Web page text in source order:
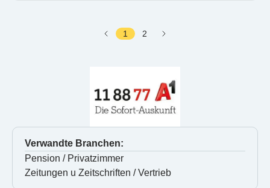
1 2
Verwandte Branchen:
Pension / Privatzimmer
Zeitungen u Zeitschriften / Vertrieb